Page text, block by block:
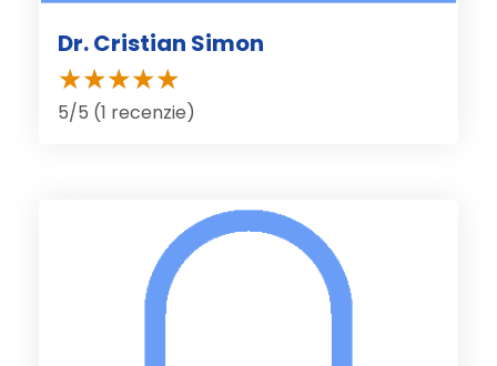
Dr. Cristian Simon
5/5 (1 recenzie)